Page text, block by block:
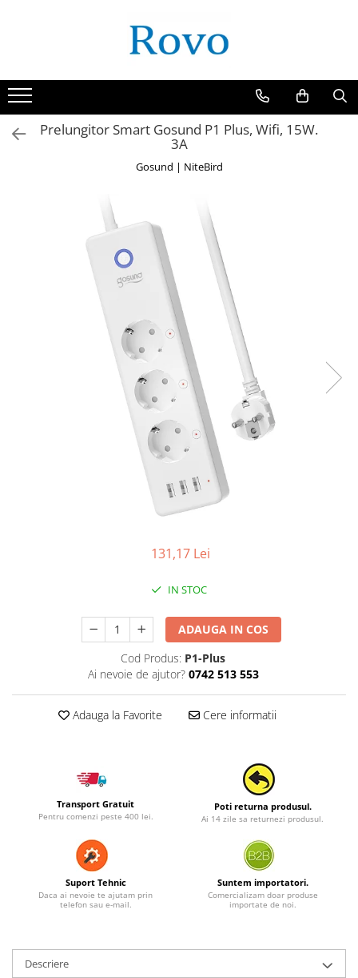
Corpuri de Iluminat
Intrerupatoare - Relee - Senzori
Prize - Prelungitoare - Sigurante
Statie de incarcare masini
Prelungitor Smart Gosund P1 Plus, Wifi, 15W.
3A
Gosund | NiteBird
131,17 Lei
IN STOC
ADAUGA IN COS
Cod Produs: P1-Plus
Ai nevoie de ajutor? 0742 513 553
Adauga la Favorite Cere informatii
Transport Gratuit
Pentru comenzi peste 400 lei.
Poti returna produsul.
Ai 14 zile sa returnezi produsul.
Suport Tehnic
Daca ai nevoie te ajutam prin
telefon sau e-mail.
Suntem importatori.
Comercializam doar produse
importate de noi.
Descriere